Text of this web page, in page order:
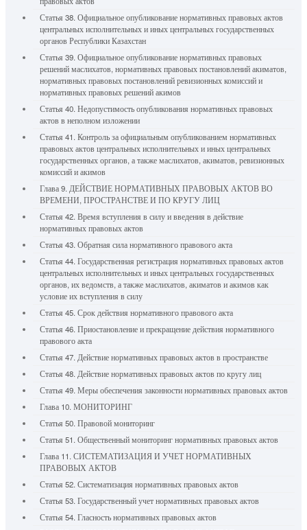
Статья 38. Официальное опубликование нормативных правовых актов
центральных исполнительных и иных центральных государственных
органов Республики Казахстан
Статья 39. Официальное опубликование нормативных правовых
решений маслихатов, нормативных правовых постановлений акиматов,
нормативных правовых постановлений ревизионных комиссий и
нормативных правовых решений акимов
Статья 40. Недопустимость опубликования нормативных правовых
актов в неполном изложении
Статья 41. Контроль за официальным опубликованием нормативных
правовых актов центральных исполнительных и иных центральных
государственных органов, а также маслихатов, акиматов, ревизионных
комиссий и акимов
Глава 9. ДЕЙСТВИЕ НОРМАТИВНЫХ ПРАВОВЫХ АКТОВ ВО
ВРЕМЕНИ, ПРОСТРАНСТВЕ И ПО КРУГУ ЛИЦ
Статья 42. Время вступления в силу и введения в действие
нормативных правовых актов
Статья 43. Обратная сила нормативного правового акта
Статья 44. Государственная регистрация нормативных правовых актов
центральных исполнительных и иных центральных государственных
органов, их ведомств, а также маслихатов, акиматов и акимов как
условие их вступления в силу
Статья 45. Срок действия нормативного правового акта
Статья 46. Приостановление и прекращение действия нормативного
правового акта
Статья 47. Действие нормативных правовых актов в пространстве
Статья 48. Действие нормативных правовых актов по кругу лиц
Статья 49. Меры обеспечения законности нормативных правовых актов
Глава 10. МОНИТОРИНГ
Статья 50. Правовой мониторинг
Статья 51. Общественный мониторинг нормативных правовых актов
Глава 11. СИСТЕМАТИЗАЦИЯ И УЧЕТ НОРМАТИВНЫХ
ПРАВОВЫХ АКТОВ
Статья 52. Систематизация нормативных правовых актов
Статья 53. Государственный учет нормативных правовых актов
Статья 54. Гласность нормативных правовых актов